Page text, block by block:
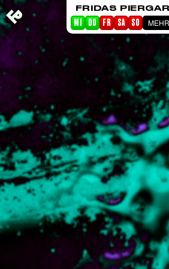
FRIDAS
MI DO FR SA SO
STARTSEITE
EVENTS
PIERGARTEN
ABOUT FRIDA
CORPORATE